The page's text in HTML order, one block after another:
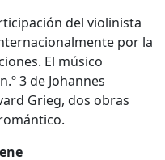
del violinista
por la
El músico
3 de Johannes
Grieg, dos obras